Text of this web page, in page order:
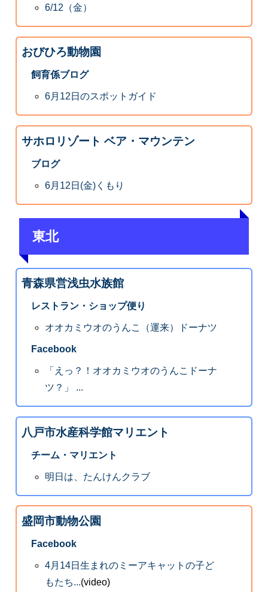
6/12（金）
おびひろ動物園
飼育係ブログ
6月12日のスポットガイド
サホロリゾート ベア・マウンテン
ブログ
6月12日(金)くもり
東北
青森県営浅虫水族館
レストラン・ショップ便り
オオカミウオのうんこ（運来）ドーナツ
Facebook
「えっ？！オオカミウオのうんこドーナ
ツ？」 ...
八戸市水産科学館マリエント
チーム・マリエント
明日は、たんけんクラブ
盛岡市動物公園
Facebook
4月14日生まれのミーアキャットの子ど
もたち...(video)